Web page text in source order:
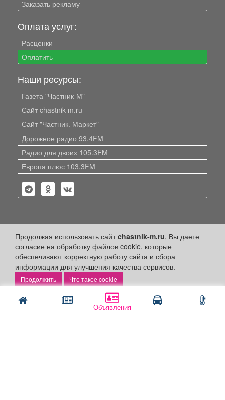
Объявления
Продолжая использовать сайтchastnik-m.ru, Вы даете
согласие на обработку файлов cookie, которые
обеспечивают корректную работу сайта и сбора
информации для улучшения качества сервисов.
Что такое cookie
Заказать рекламу
Оплата услуг:
Расценки
Оплатить
Наши ресурсы:
Газета "Частник-М"
Сайт chastnik-m.ru
Сайт "Частник. Маркет"
Дорожное радио 93.4FM
Радио для двоих 105.3FM
Европа плюс 103.3FM
Политика конфиденциальности
Публикации с пометкой «Реклама», «На правах рекламы»,
«Партнёрский проект» оплачены рекламодателем.
Редакция сайта не несет ответственности за достоверность
объявлениях.
+16 © 2006-2026 ООО "Частник-М"